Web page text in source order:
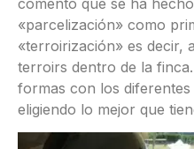
«parcelización» como
«terroirización» es decir,
terroirs dentro de la
formas con los
eligiendo lo mejor que